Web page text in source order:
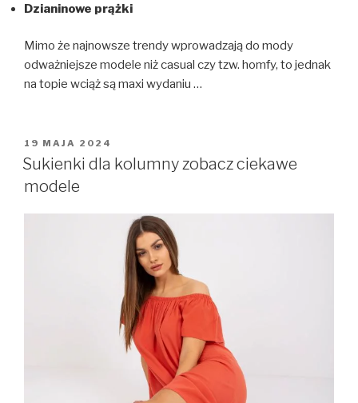
Dzianinowe prążki
Mimo że najnowsze trendy wprowadzają do mody
odważniejsze modele niż casual czy tzw. homfy, to jednak
na topie wciąż są maxi wydaniu …
OPUBLIKOWANE
W
19 MAJA 2024
Sukienki dla kolumny zobacz ciekawe
modele